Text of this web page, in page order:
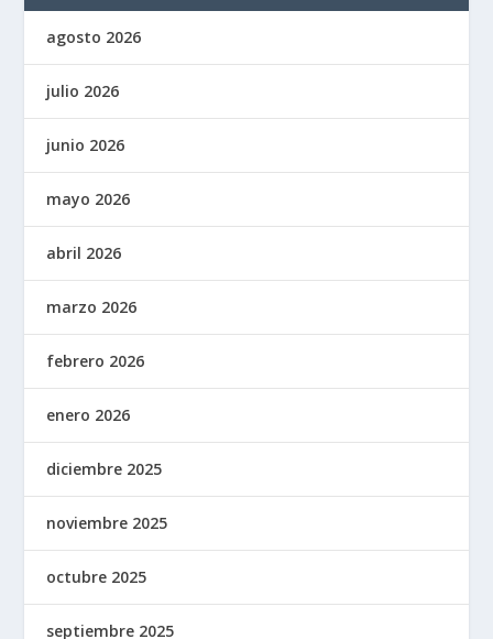
agosto 2026
julio 2026
junio 2026
mayo 2026
abril 2026
marzo 2026
febrero 2026
enero 2026
diciembre 2025
noviembre 2025
octubre 2025
septiembre 2025